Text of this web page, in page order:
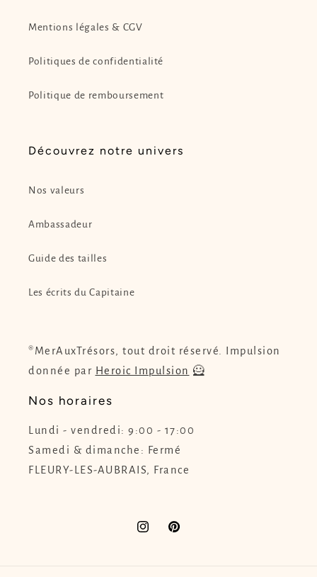
Mentions légales & CGV
Politiques de confidentialité
Politique de remboursement
Découvrez notre univers
Nos valeurs
Ambassadeur
Guide des tailles
Les écrits du Capitaine
®MerAuxTrésors, tout droit réservé. Impulsion
donnée par Heroic Impulsion 🦸
Nos horaires
Lundi - vendredi: 9:00 - 17:00
Samedi & dimanche: Fermé
FLEURY-LES-AUBRAIS, France
InstagramPinterest